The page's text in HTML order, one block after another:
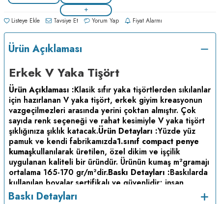
Listeye Ekle Tavsiye Et Yorum Yap Fiyat Alarmı
Ürün Açıklaması
Erkek V Yaka Tişört
Ürün Açıklaması :Klasik sıfır yaka tişörtlerden sıkılanlar
için hazırlanan V yaka tişört, erkek giyim kreasyonun
vazgeçilmezleri arasında yerini çoktan almıştır. Çok
sayıda renk seçeneği ve rahat kesimiyle V yaka tişört
şıklığınıza şıklık katacak.Ürün Detayları :Yüzde yüz
pamuk ve kendi fabrikamızda1.sınıf compact penye
kumaşkullanılarak üretilen, özel dikim ve işçilik
uygulanan kaliteli bir üründür. Ürünün kumaş m2gramajı
ortalama 165-170 gr/m2dir.Baskı Detayları :Baskılarda
kullanılan boyalar sertifikalı ve güvenlidir; insan
sağlığına zarar vermez.
Baskı Detayları